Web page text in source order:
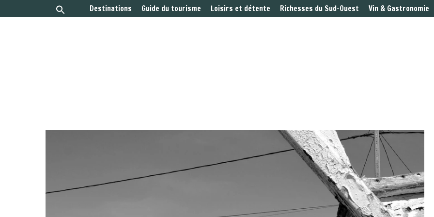
Destinations Guide du tourisme Loisirs et détente Richesses du Sud-Ouest Vin & Gastronomie